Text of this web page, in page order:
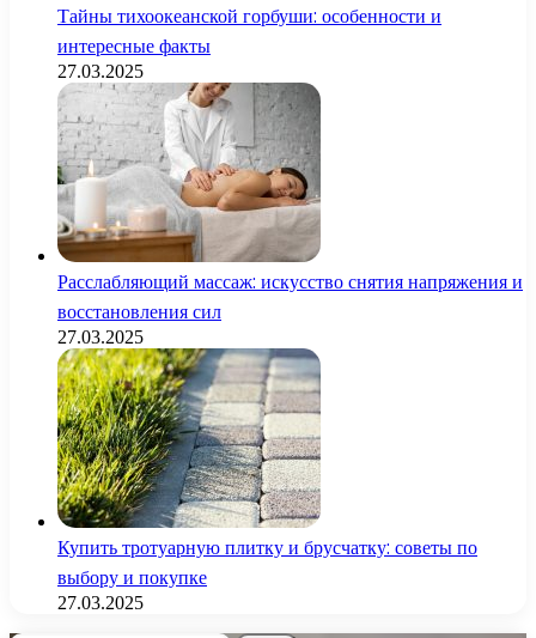
Тайны тихоокеанской горбуши: особенности и
интересные факты
27.03.2025
Расслабляющий массаж: искусство снятия напряжения и
восстановления сил
27.03.2025
Купить тротуарную плитку и брусчатку: советы по
выбору и покупке
27.03.2025